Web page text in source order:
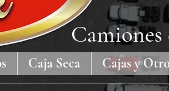
Caja Seca Cajas y